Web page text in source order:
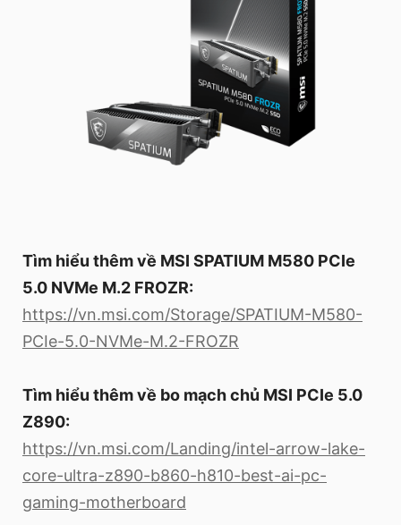
Tìm hiểu thêm về MSI SPATIUM M580 PCIe
5.0 NVMe M.2 FROZR:
https://vn.msi.com/Storage/SPATIUM-M580-
PCIe-5.0-NVMe-M.2-FROZR
Tìm hiểu thêm về bo mạch chủ MSI PCIe 5.0
Z890:
https://vn.msi.com/Landing/intel-arrow-lake-
core-ultra-z890-b860-h810-best-ai-pc-
gaming-motherboard